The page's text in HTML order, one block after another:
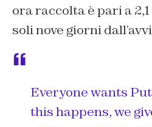
ora raccolta è pari a
soli nove giorni
Everyone wants
this happens, we